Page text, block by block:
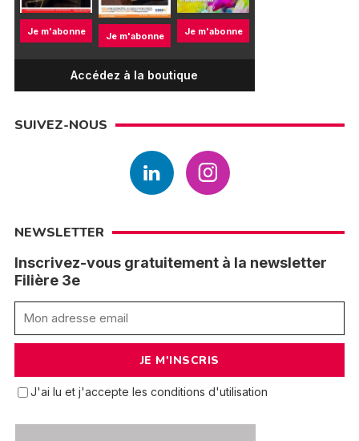
Je m'abonne Je m'abonne Je m'abonne
Accédez à la boutique
SUIVEZ-NOUS
NEWSLETTER
Inscrivez-vous gratuitement à la newsletter
Filière 3e
J'ai lu et j'accepte les conditions d'utilisation